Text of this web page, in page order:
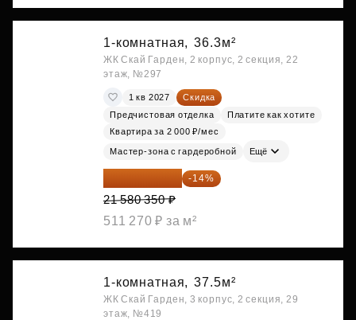
1-комнатная, 36.3м²
ЖК Скай Гарден, 2 корпус, 2 секция, 22
этаж, №297
1 кв 2027
Скидка
Предчистовая отделка
Платите как хотите
Квартира за 2 000 ₽/мес
Мастер-зона с гардеробной Ещё
18 559 101 ₽ -14%
21 580 350 ₽
511 270 ₽ за м²
1-комнатная, 37.5м²
ЖК Скай Гарден, 3 корпус, 2 секция, 29
этаж, №419